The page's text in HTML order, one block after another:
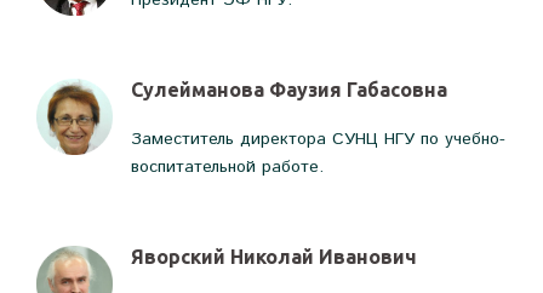
Сулейманова Фаузия Габасовна
Заместитель директора СУНЦ НГУ по учебно-
воспитательной работе.
Яворский Николай Иванович